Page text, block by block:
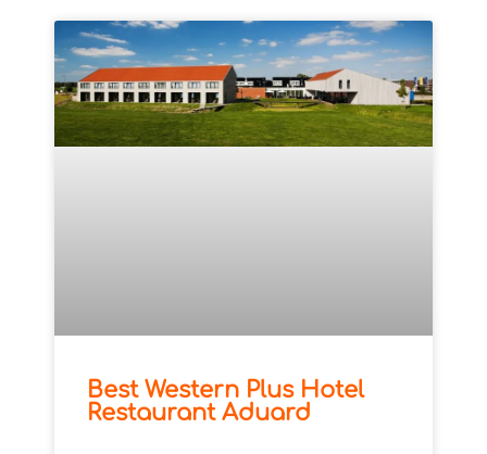
Best Western Plus Hotel
Restaurant Aduard